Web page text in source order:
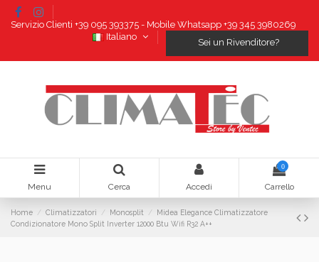
Servizio Clienti +39 095 393375 - Mobile Whatsapp +39 345 3980269
Italiano
Sei un Rivenditore?
Menu Cerca Accedi
0
Carrello
Home Climatizzatori Monosplit
Midea Elegance Climatizzatore
Condizionatore Mono Split Inverter 12000 Btu Wifi R32 A++